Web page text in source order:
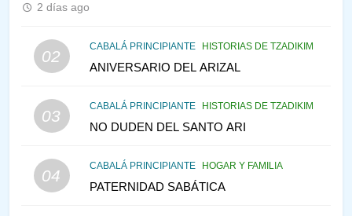
2 días ago
02
CABALÁ PRINCIPIANTE HISTORIAS DE TZADIKIM
ANIVERSARIO DEL ARIZAL
03
CABALÁ PRINCIPIANTE HISTORIAS DE TZADIKIM
NO DUDEN DEL SANTO ARI
04
CABALÁ PRINCIPIANTE HOGAR Y FAMILIA
PATERNIDAD SABÁTICA
147
VEAMOS ¿POR QUÉ
LAS MUJERES
PENSAMIENTO JUDÍO PIRKEI AVOT
RAZI ¿QUIÉN ES SABIO?